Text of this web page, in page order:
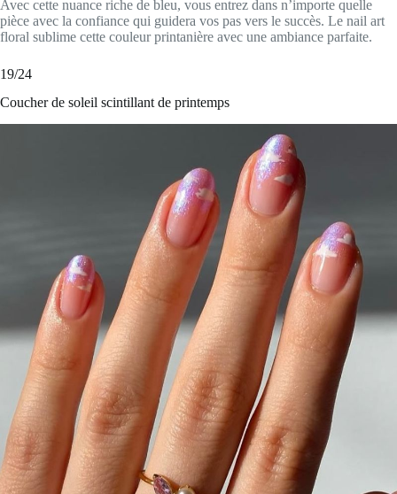
Avec cette nuance riche de bleu, vous entrez dans n’importe quelle
pièce avec la confiance qui guidera vos pas vers le succès. Le nail art
floral sublime cette couleur printanière avec une ambiance parfaite.
19/24
Coucher de soleil scintillant de printemps